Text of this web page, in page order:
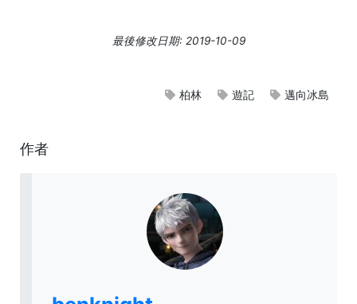
最後修改日期: 2019-10-09
柏林 遊記 邁向冰島
作者